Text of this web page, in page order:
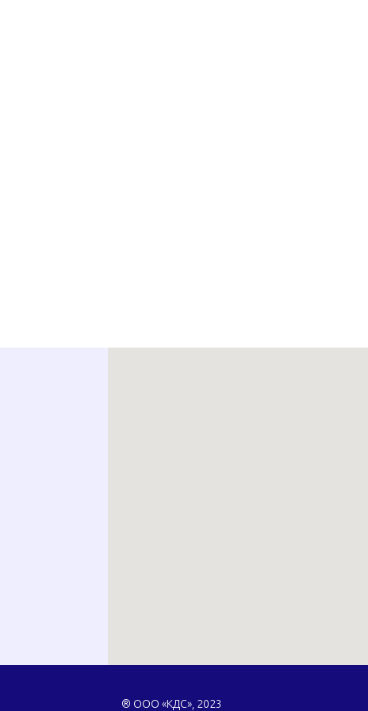
® ООО «КДС», 2023